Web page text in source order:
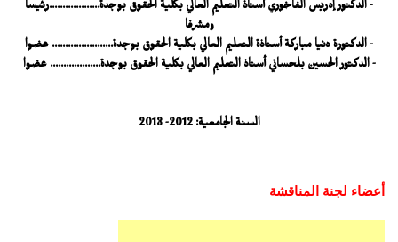
- الدكتور إدريس الفاخوري أستاذ التعليم العالي بكلية الحقوق بوجدة...................رئيسا
ومشرفا
- الدكتورة دنيا مباركة أستاذة التعليم العالي بكلية الحقوق بوجدة....................... عضوا
- الدكتور الحسين بلحساني أستاذ التعليم العالي بكلية الحقوق بوجدة................... عضوا
السنة الجامعية: 2012- 2013
أعضاء لجنة المناقشة